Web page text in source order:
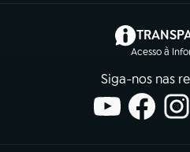
Acesso à
Siga-nos nas